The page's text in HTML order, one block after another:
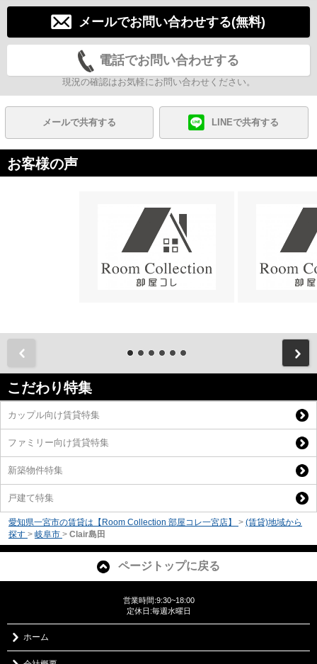
メールでお問い合わせする(無料)
電話でお問い合わせする
現況の確認はお気軽にお問い合わせください。
メールで共有する LINEで共有する
お客様の声
こだわり特集
カップル向け賃貸特集
ファミリー向け賃貸特集
新築物件特集
戸建て特集
愛知県一宮市の賃貸は【Room Collection 部屋コレ一宮店】 > (賃貸)地域から
探す > 岐阜市 > Clair島田
ページトップに戻る
営業時間:9:30~18:00
定休日:毎週水曜日
ホーム